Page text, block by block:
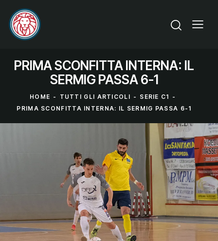
PRIMA SCONFITTA INTERNA: IL
SERMIG PASSA 6-1
HOME TUTTI GLI ARTICOLI
SERIE C1
PRIMA SCONFITTA INTERNA: IL SERMIG PASSA 6-1